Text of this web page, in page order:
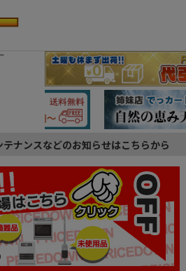
ナンスなどのお知らせはこちらから